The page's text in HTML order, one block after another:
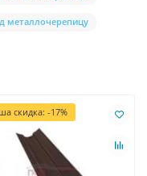
металлочерепицу
скидка: -17%